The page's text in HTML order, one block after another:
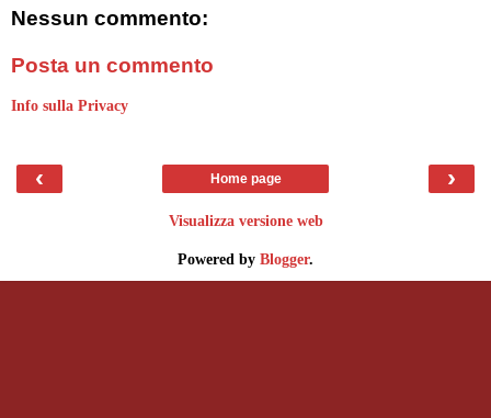
Nessun commento:
Posta un commento
Info sulla Privacy
‹ ›
Home page
Visualizza versione web
Powered by Blogger.